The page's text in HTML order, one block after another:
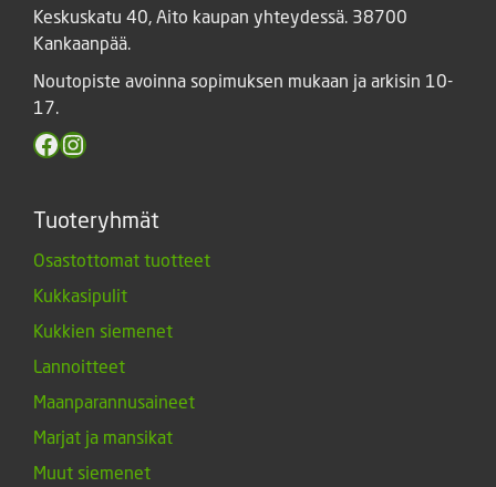
Keskuskatu 40, Aito kaupan yhteydessä. 38700
Kankaanpää.
Noutopiste avoinna sopimuksen mukaan ja arkisin 10-
17.
Facebook
Instagram
Tuoteryhmät
Osastottomat tuotteet
Kukkasipulit
Kukkien siemenet
Lannoitteet
Maanparannusaineet
Marjat ja mansikat
Muut siemenet